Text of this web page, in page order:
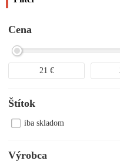
Cena
21 €
Štítok
iba skladom
Výrobca